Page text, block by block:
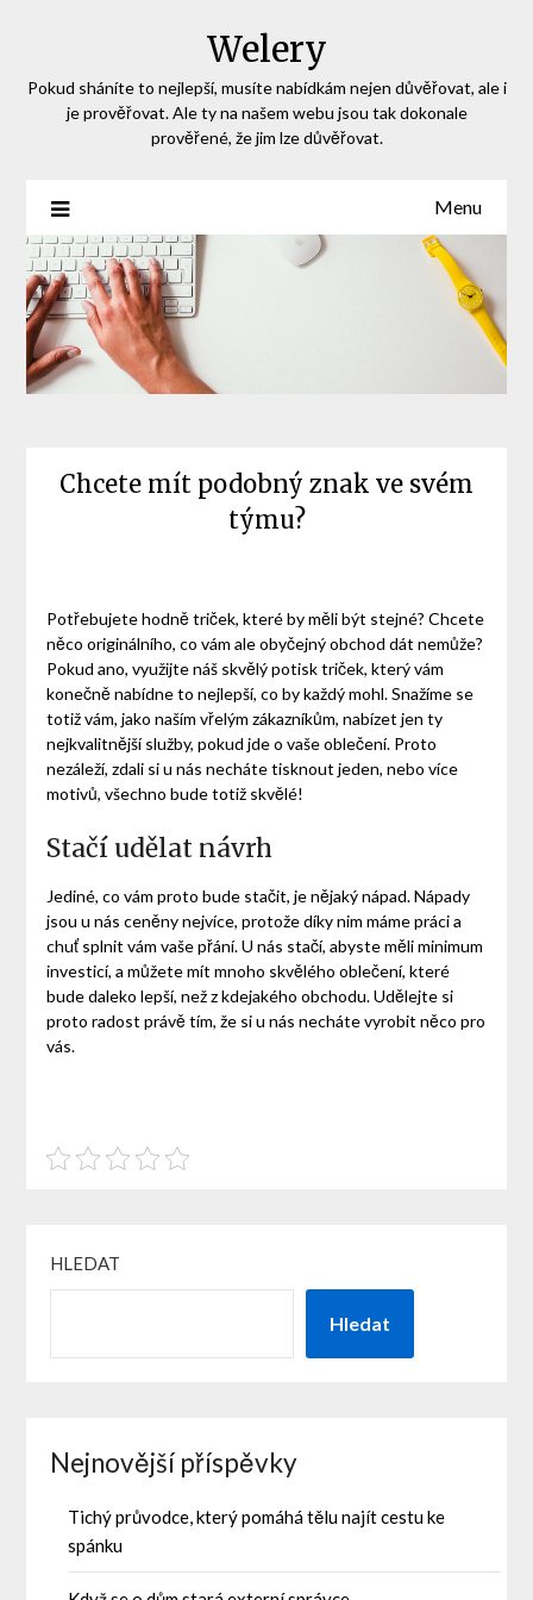
Welery
Pokud sháníte to nejlepší, musíte nabídkám nejen důvěřovat, ale i
je prověřovat. Ale ty na našem webu jsou tak dokonale
prověřené, že jim lze důvěřovat.
Menu
Chcete mít podobný znak ve svém
týmu?
Potřebujete hodně triček, které by měli být stejné? Chcete
něco originálního, co vám ale obyčejný obchod dát nemůže?
Pokud ano, využijte náš skvělýpotisk triček, který vám
konečně nabídne to nejlepší, co by každý mohl. Snažíme se
totiž vám, jako naším vřelým zákazníkům, nabízet jen ty
nejkvalitnější služby, pokud jde o vaše oblečení. Proto
nezáleží, zdali si u nás necháte tisknout jeden, nebo více
motivů, všechno bude totiž skvělé!
Stačí udělat návrh
Jediné, co vám proto bude stačit, je nějaký nápad. Nápady
jsou u nás ceněny nejvíce, protože díky nim máme práci a
chuť splnit vám vaše přání. U nás stačí, abyste měli minimum
investicí, a můžete mít mnoho skvělého oblečení, které
bude daleko lepší, než z kdejakého obchodu. Udělejte si
proto radost právě tím, že si u nás necháte vyrobit něco pro
vás.
HLEDAT
Hledat
Nejnovější příspěvky
Tichý průvodce, který pomáhá tělu najít cestu ke
spánku